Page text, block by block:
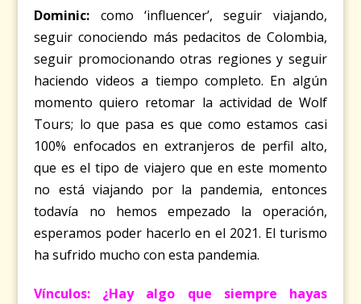
Dominic: como ‘influencer’, seguir viajando,
seguir conociendo más pedacitos de Colombia,
seguir promocionando otras regiones y seguir
haciendo videos a tiempo completo. En algún
momento quiero retomar la actividad de Wolf
Tours; lo que pasa es que como estamos casi
100% enfocados en extranjeros de perfil alto,
que es el tipo de viajero que en este momento
no está viajando por la pandemia, entonces
todavía no hemos empezado la operación,
esperamos poder hacerlo en el 2021. El turismo
ha sufrido mucho con esta pandemia.
Vínculos: ¿Hay algo que siempre hayas